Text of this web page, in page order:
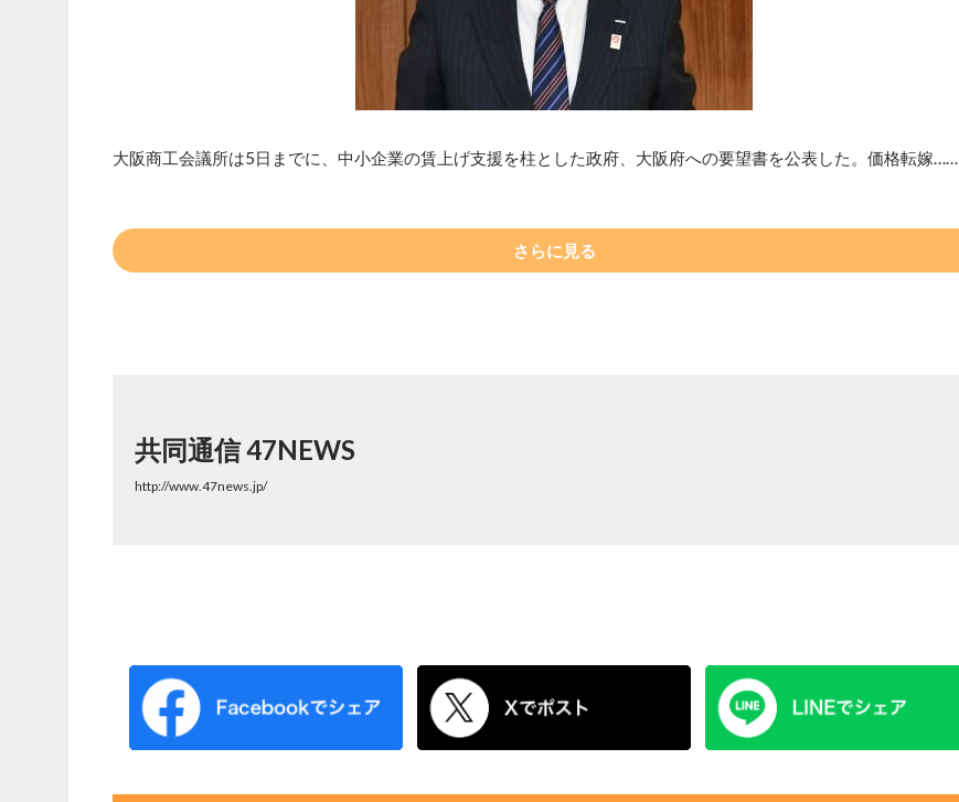
大阪商工会議所は5日までに、中小企業の賃上げ支援を柱とした政府、大阪府への要望書を公表した。価格転嫁……
さらに見る
共同通信 47NEWS
http://www.47news.jp/